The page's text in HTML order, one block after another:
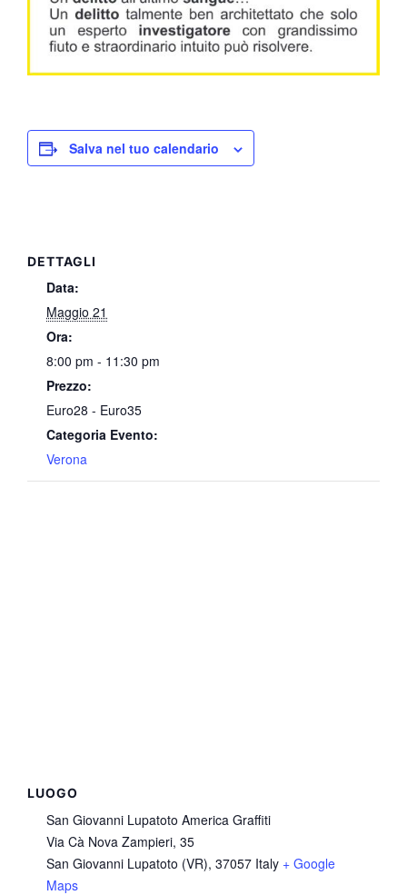
Salva nel tuo calendario
DETTAGLI
Data:
Maggio 21
Ora:
8:00 pm - 11:30 pm
Prezzo:
Euro28 - Euro35
Categoria Evento:
Verona
LUOGO
San Giovanni Lupatoto America Graffiti
Via Cà Nova Zampieri, 35
San Giovanni Lupatoto (VR), 37057 Italy + Google
Maps